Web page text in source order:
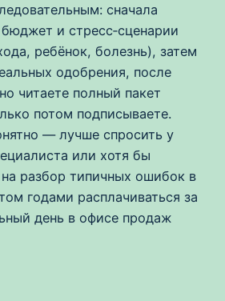
сначала
бюджет и стресс‑сценарии
ребёнок, болезнь), затем
одобрения, после
читаете полный пакет
потом подписываете.
— лучше спросить у
или хотя бы
на разбор типичных ошибок в
годами расплачиваться за
день в офисе продаж